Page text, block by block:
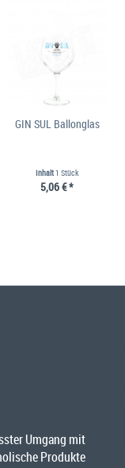
GIN SUL Ballonglas
Inhalt1 Stück
5,06 € *
Umgang mit
Produkte